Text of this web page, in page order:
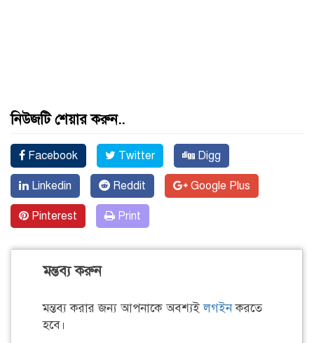
নিউজটি শেয়ার করুন..
Facebook Twitter Digg
Linkedin Reddit Google Plus
Pinterest Print
মন্তব্য করুন
মন্তব্য করার জন্য আপনাকে অবশ্যইলগইনকরতে
হবে।